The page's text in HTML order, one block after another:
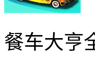
餐车大亨